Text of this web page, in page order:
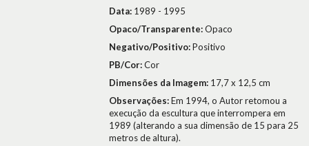
Data: 1989 - 1995
Opaco/Transparente:Opaco
Negativo/Positivo:Positivo
PB/Cor:Cor
Dimensões da Imagem: 17,7 x 12,5 cm
Observações:Em 1994, o Autor retomou a
execução da escultura que interrompera em
1989 (alterando a sua dimensão de 15 para 25
metros de altura).